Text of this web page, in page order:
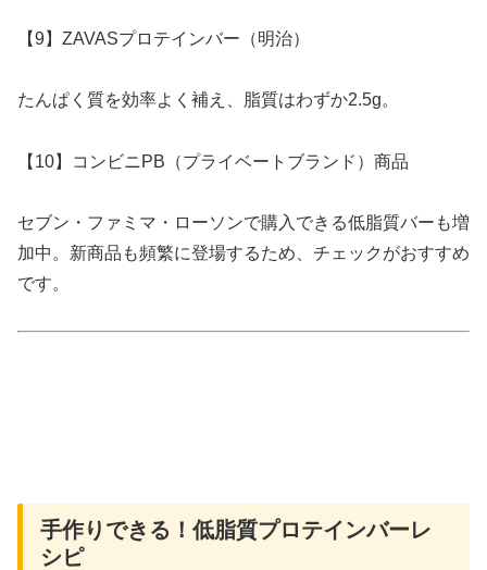
【9】ZAVASプロテインバー（明治）
たんぱく質を効率よく補え、脂質はわずか2.5g。
【10】コンビニPB（プライベートブランド）商品
セブン・ファミマ・ローソンで購入できる低脂質バーも増
加中。新商品も頻繁に登場するため、チェックがおすすめ
です。
手作りできる！低脂質プロテインバーレ
シピ